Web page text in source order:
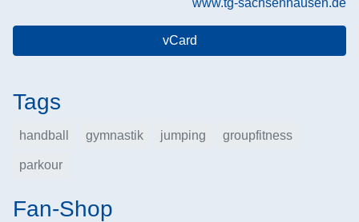
vCard
Tags
handball gymnastik jumping groupfitness
parkour
Fan-Shop